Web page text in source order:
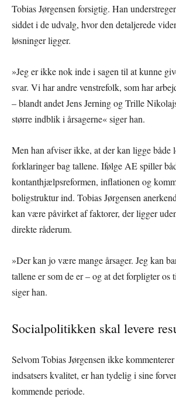
Tobias Jørgensen forsigtig. Han
siddet i de udvalg, hvor den detaljerede
løsninger ligger.
»Jeg er ikke nok inde i sagen til at kunne
svar. Vi har andre venstrefolk, som har
– blandt andet Jens Jerning og Trille
større indblik i årsagerne« siger han.
Men han afviser ikke, at der kan ligge både
forklaringer bag tallene. Ifølge AE spiller
kontanthjælpsreformen, inflationen og
boligstruktur ind. Tobias Jørgensen
kan være påvirket af faktorer, der ligger
direkte råderum.
»Der kan jo være mange årsager. Jeg kan
tallene er som de er – og at det forpligter os
siger han.
Socialpolitikken skal levere
Selvom Tobias Jørgensen ikke
indsatsers kvalitet, er han tydelig i sine
kommende periode.